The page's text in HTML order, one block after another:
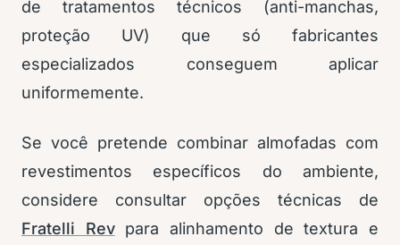
de tratamentos técnicos (anti-manchas,
proteção UV) que só fabricantes
especializados conseguem aplicar
uniformemente.
Se você pretende combinar almofadas com
revestimentos específicos do ambiente,
considere consultar opções técnicas de
Fratelli Revpara alinhamento de textura e